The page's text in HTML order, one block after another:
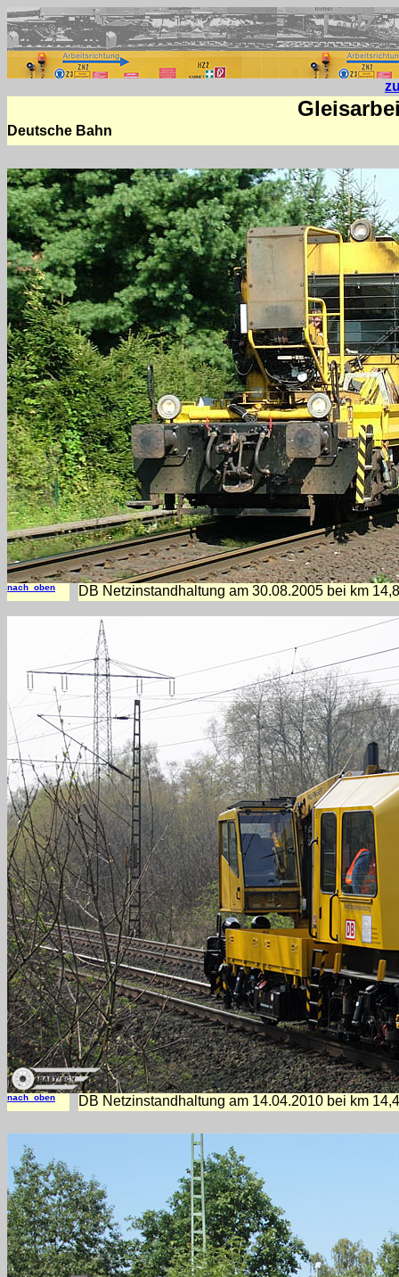
Deutsche Bahn
nach oben DB Netzinstandhaltung am 30.08.2005 bei km 14,8
nach oben DB Netzinstandhaltung am 14.04.2010 bei km 14,4